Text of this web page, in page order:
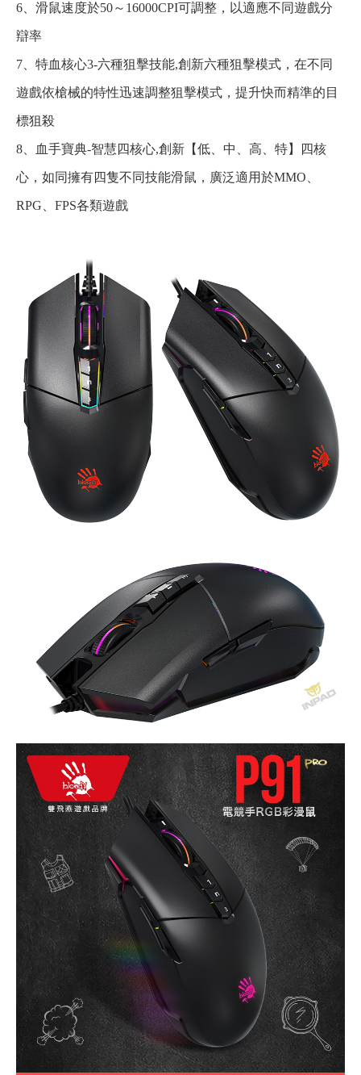
6、滑鼠速度於50～16000CPI可調整，以適應不同遊戲分
辯率
7、特血核心3-六種狙擊技能,創新六種狙擊模式，在不同
遊戲依槍械的特性迅速調整狙擊模式，提升快而精準的目
標狙殺
8、血手寶典-智慧四核心,創新【低、中、高、特】四核
心，如同擁有四隻不同技能滑鼠，廣泛適用於MMO、
RPG、FPS各類遊戲